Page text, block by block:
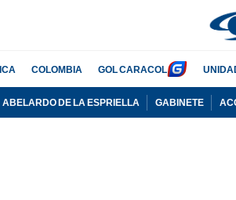
COLOMBIA GOL CARACOL
ABELARDO DE LA ESPRIELLA GABINETE